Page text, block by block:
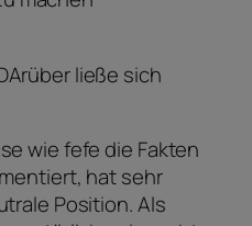
ließe sich
wie fefe die Fakten
hat sehr
Position. Als